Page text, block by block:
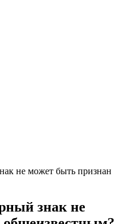
не может быть признан
знак не